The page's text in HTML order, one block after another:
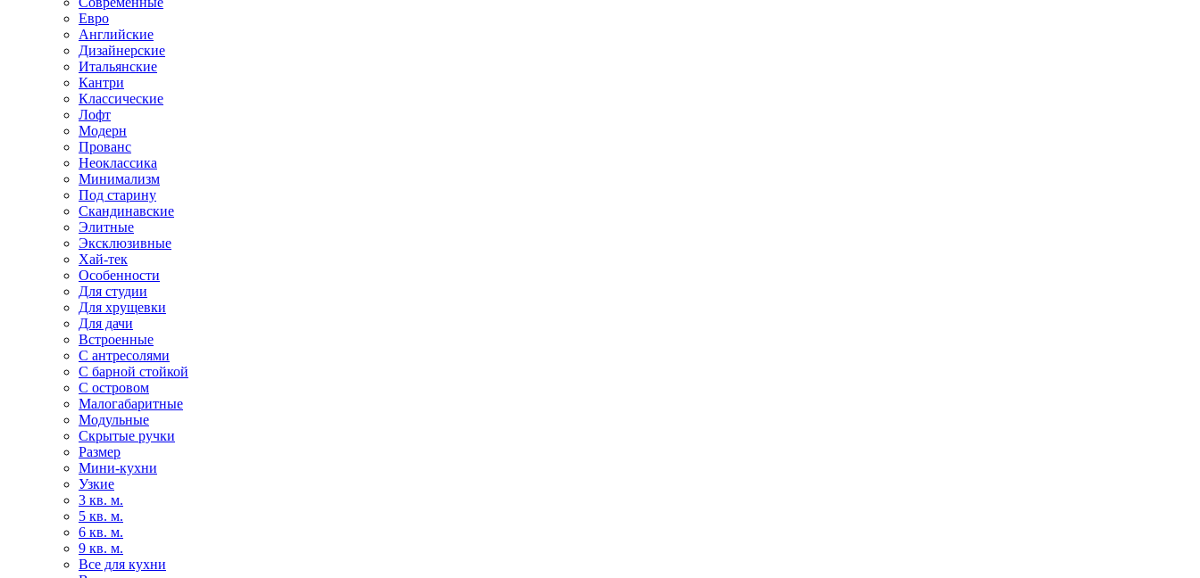
Евро
Английские
Дизайнерские
Итальянские
Кантри
Классические
Лофт
Модерн
Прованс
Неоклассика
Минимализм
Под старину
Скандинавские
Элитные
Эксклюзивные
Хай-тек
Особенности
Для студии
Для хрущевки
Для дачи
Встроенные
С антресолями
С барной стойкой
С островом
Малогабаритные
Модульные
Скрытые ручки
Размер
Мини-кухни
Узкие
3 кв. м.
5 кв. м.
6 кв. м.
9 кв. м.
Все для кухни